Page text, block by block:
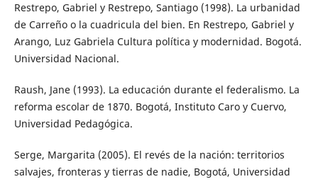
Restrepo, Gabriel y Restrepo, Santiago (1998). La urbanidad
de Carreño o la cuadricula del bien. En Restrepo, Gabriel y
Arango, Luz Gabriela Cultura política y modernidad. Bogotá.
Universidad Nacional.
Raush, Jane (1993). La educación durante el federalismo. La
reforma escolar de 1870. Bogotá, Instituto Caro y Cuervo,
Universidad Pedagógica.
Serge, Margarita (2005). El revés de la nación: territorios
salvajes, fronteras y tierras de nadie, Bogotá, Universidad